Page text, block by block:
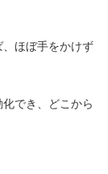
、ほぼ手をかけず
でき、どこから